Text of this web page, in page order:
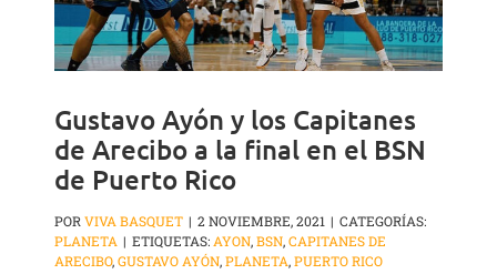
Gustavo Ayón y los Capitanes
de Arecibo a la final en el BSN
de Puerto Rico
PORVIVA BASQUET | 2 NOVIEMBRE, 2021 | CATEGORÍAS:
PLANETA | ETIQUETAS: AYON,BSN,CAPITANES DE
ARECIBO,GUSTAVO AYÓN,PLANETA,PUERTO RICO